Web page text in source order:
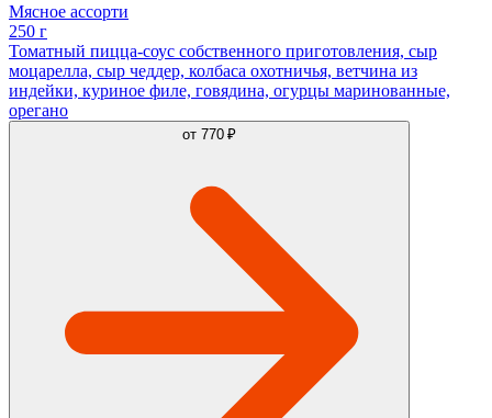
Мясное ассорти
250 г
Томатный пицца-соус собственного приготовления, сыр
моцарелла, сыр чеддер, колбаса охотничья, ветчина из
индейки, куриное филе, говядина, огурцы маринованные,
орегано
от 770 ₽